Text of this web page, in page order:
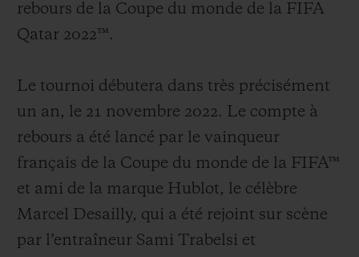
rebours de la Coupe du monde de la FIFA
Qatar 2022™.
Le tournoi débutera dans très précisément
un an, le 21 novembre 2022. Le compte à
rebours a été lancé par le vainqueur
français de la Coupe du monde de la FIFA™
et ami de la marque Hublot, le célèbre
Marcel Desailly, qui a été rejoint sur scène
par l’entraîneur Sami Trabelsi et
NOUS CONTACTER
TROUVER UNE BOUTIQUE